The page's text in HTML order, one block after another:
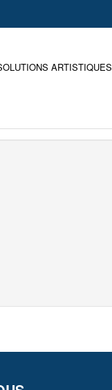
ARTISTIQUES